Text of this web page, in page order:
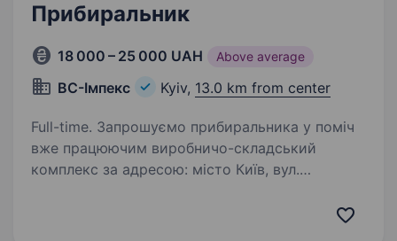
Прибиральник
18 000 – 25 000 UAH Above average
ВC-Імпекс Kyiv, 13.0 km from center
Full-time. Запрошуємо прибиральника у поміч
вже працюючим виробничо-складський
комплекс за адресою: місто Київ, вул.